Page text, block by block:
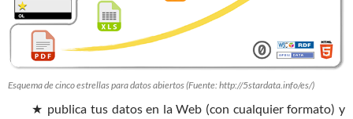
Esquema de cinco estrellas para datos abiertos (Fuente: http://5stardata.info/es/)
★ publica tus datos en la Web (con cualquier formato) y